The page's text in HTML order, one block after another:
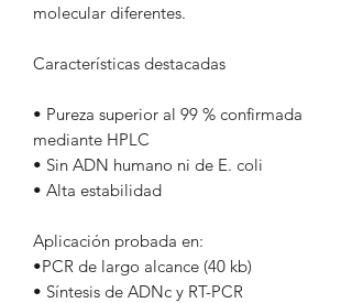
molecular diferentes.
Características destacadas
• Pureza superior al 99 % confirmada
mediante HPLC
• Sin ADN humano ni de E. coli
• Alta estabilidad
Aplicación probada en:
•PCR de largo alcance (40 kb)
• Síntesis de ADNc y RT-PCR